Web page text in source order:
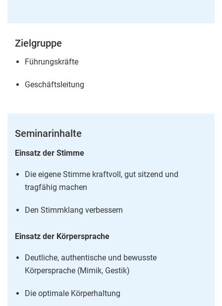
Zielgruppe
Führungskräfte
Geschäftsleitung
Seminarinhalte
Einsatz der Stimme
Die eigene Stimme kraftvoll, gut sitzend und
tragfähig machen
Den Stimmklang verbessern
Einsatz der Körpersprache
Deutliche, authentische und bewusste
Körpersprache (Mimik, Gestik)
Die optimale Körperhaltung